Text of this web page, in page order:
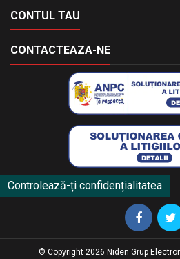
CONTUL TAU
CONTACTEAZA-NE
Controlează-ți confidențialitatea
© Copyright 2026 Niden Grup